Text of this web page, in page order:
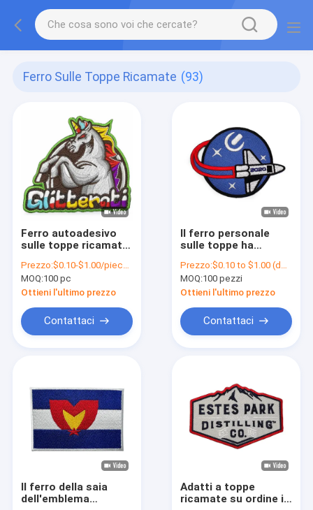
Ferro Sulle Toppe Ricamate (93)
Ferro autoadesivo
sulle toppe ricamate
abbigliamento
Prezzo:$0.10-$1.00/piece (depends on the design and order quantity)
MOQ:100 pc
Ottieni l'ultimo prezzo
Contattaci
Il ferro personale
sulle toppe ha
per abbigliamento
Prezzo:$0.10 to $1.00 (depends on the design and order quantity)
MOQ:100 pezzi
Ottieni l'ultimo prezzo
Contattaci
Il ferro della saia
dell'emblema
Adatti a toppe
ricamate su ordine il